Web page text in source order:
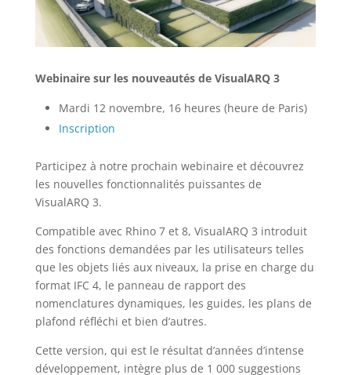
Webinaire sur les nouveautés de VisualARQ 3
Mardi 12 novembre, 16 heures (heure de Paris)
Inscription
Participez à notre prochain webinaire et découvrez
les nouvelles fonctionnalités puissantes de
VisualARQ 3.
Compatible avec Rhino 7 et 8, VisualARQ 3 introduit
des fonctions demandées par les utilisateurs telles
que les objets liés aux niveaux, la prise en charge du
format IFC 4, le panneau de rapport des
nomenclatures dynamiques, les guides, les plans de
plafond réfléchi et bien d’autres.
Cette version, qui est le résultat d’années d’intense
développement, intègre plus de 1 000 suggestions